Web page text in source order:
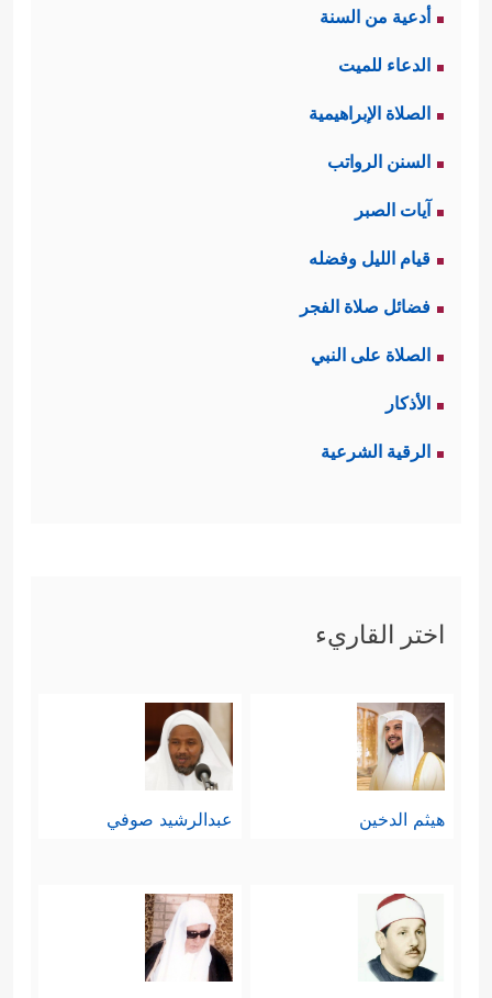
أدعية من السنة
الدعاء للميت
الصلاة الإبراهيمية
السنن الرواتب
آيات الصبر
قيام الليل وفضله
فضائل صلاة الفجر
الصلاة على النبي
الأذكار
الرقية الشرعية
اختر القاريء
هيثم الدخين عبدالرشيد صوفي